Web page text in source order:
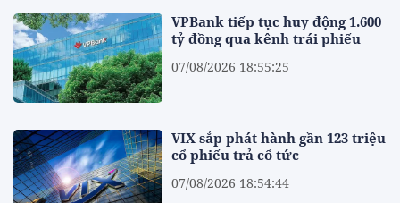
VPBank tiếp tục huy động 1.600
tỷ đồng qua kênh trái phiếu
07/08/2026 18:55:25
VIX sắp phát hành gần 123 triệu
cổ phiếu trả cổ tức
07/08/2026 18:54:44